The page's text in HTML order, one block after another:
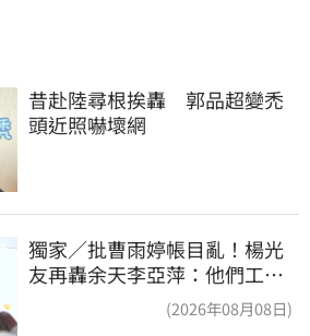
昔赴陸尋根挨轟　郭品超變禿
頭近照嚇壞網
獨家／批曹雨婷帳目亂！楊光
友再轟余天李亞萍：他們工會
(2026年08月08日)